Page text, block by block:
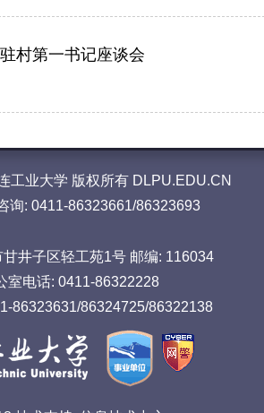
村第一书记座谈会
工业大学 版权所有 DLPU.EDU.CN
询: 0411-86323661/86323693
井子区轻工苑1号 邮编: 116034
室电话: 0411-86322228
86323631/86324725/86322138